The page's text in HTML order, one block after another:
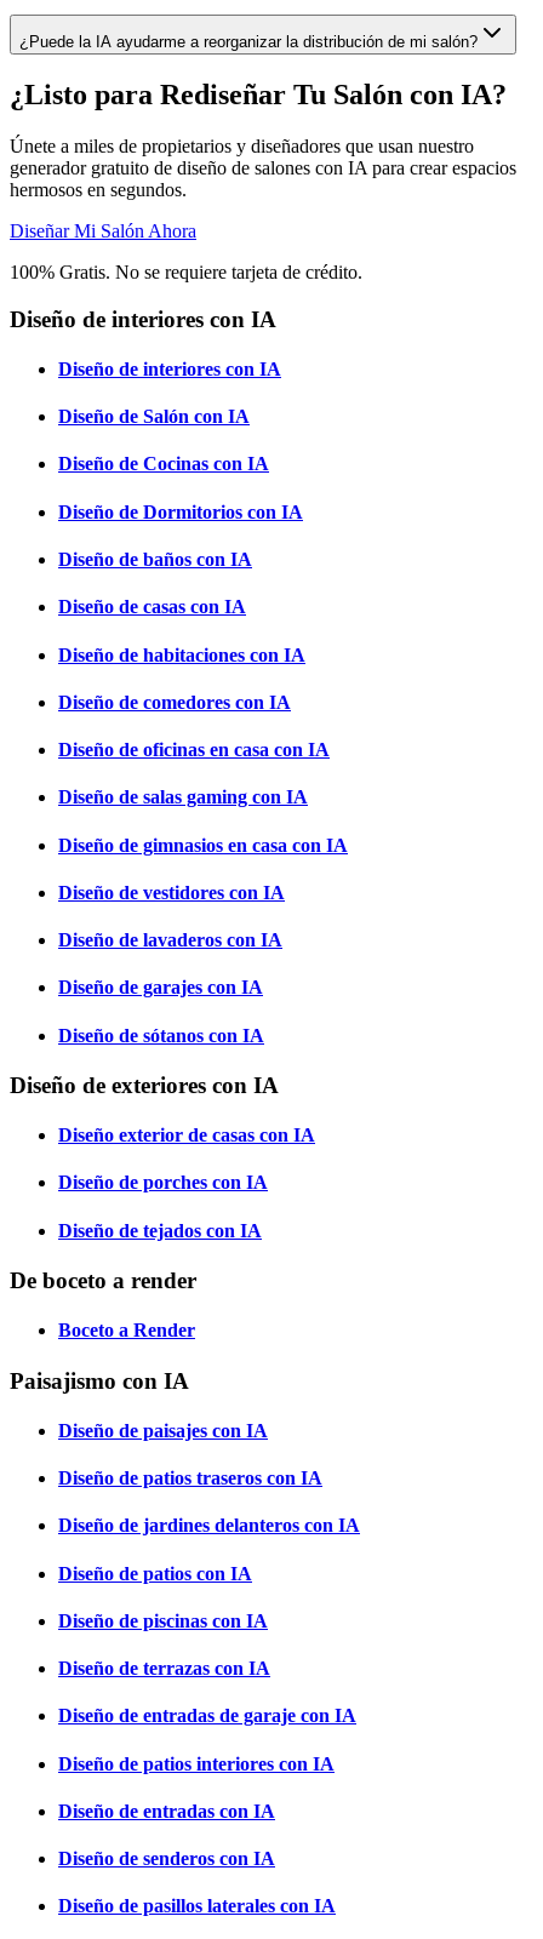
¿Puede la IA ayudarme a reorganizar la distribución de mi salón?
¿Listo para Rediseñar Tu Salón con IA?
Únete a miles de propietarios y diseñadores que usan nuestro
generador gratuito de diseño de salones con IA para crear espacios
hermosos en segundos.
Diseñar Mi Salón Ahora
100% Gratis. No se requiere tarjeta de crédito.
Diseño de interiores con IA
Diseño de interiores con IA
Diseño de Salón con IA
Diseño de Cocinas con IA
Diseño de Dormitorios con IA
Diseño de baños con IA
Diseño de casas con IA
Diseño de habitaciones con IA
Diseño de comedores con IA
Diseño de oficinas en casa con IA
Diseño de salas gaming con IA
Diseño de gimnasios en casa con IA
Diseño de vestidores con IA
Diseño de lavaderos con IA
Diseño de garajes con IA
Diseño de sótanos con IA
Diseño de exteriores con IA
Diseño exterior de casas con IA
Diseño de porches con IA
Diseño de tejados con IA
De boceto a render
Boceto a Render
Paisajismo con IA
Diseño de paisajes con IA
Diseño de patios traseros con IA
Diseño de jardines delanteros con IA
Diseño de patios con IA
Diseño de piscinas con IA
Diseño de terrazas con IA
Diseño de entradas de garaje con IA
Diseño de patios interiores con IA
Diseño de entradas con IA
Diseño de senderos con IA
Diseño de pasillos laterales con IA